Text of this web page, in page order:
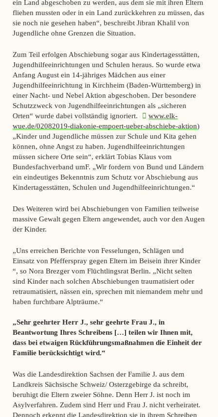
ein Land abgeschoben zu werden, aus dem sie mit ihren Eltern
fliehen mussten oder in ein Land zurückkehren zu müssen, das
sie noch nie gesehen haben“, beschreibt Jibran Khalil von
Jugendliche ohne Grenzen die Situation.
Zum Teil erfolgen Abschiebung sogar aus Kindertagesstätten,
Jugendhilfeeinrichtungen und Schulen heraus. So wurde etwa
Anfang August ein 14-jähriges Mädchen aus einer
Jugendhilfeeinrichtung in Kirchheim (Baden-Württemberg) in
einer Nacht- und Nebel Aktion abgeschoben. Der besondere
Schutzzweck von Jugendhilfeeinrichtungen als „sicheren
Orten“ wurde dabei vollständig ignoriert. (
www.elk-
wue.de/02082019-diakonie-empoert-ueber-abschiebe-aktion)
„Kinder und Jugendliche müssen zur Schule und Kita gehen
können, ohne Angst zu haben. Jugendhilfeeinrichtungen
müssen sichere Orte sein“, erklärt Tobias Klaus vom
Bundesfachverband umF. „Wir fordern von Bund und Ländern
ein eindeutiges Bekenntnis zum Schutz vor Abschiebung aus
Kindertagesstätten, Schulen und Jugendhilfeeinrichtungen.“
Des Weiteren wird bei Abschiebungen von Familien teilweise
massive Gewalt gegen Eltern angewendet, auch vor den Augen
der Kinder.
„Uns erreichen Berichte von Fesselungen, Schlägen und
Einsatz von Pfefferspray gegen Eltern im Beisein ihrer Kinder
“, so Nora Brezger vom Flüchtlingsrat Berlin. „Nicht selten
sind Kinder nach solchen Abschiebungen traumatisiert oder
retraumatisiert, nässen ein, sprechen mit niemandem mehr und
haben furchtbare Alpträume.“
„Sehr geehrter Herr J., sehr geehrte Frau J., in
Beantwortung Ihres Schreibens […] teilen wir Ihnen mit,
dass bei etwaigen Rückführungsmaßnahmen die Einheit der
Familie berücksichtigt wird.“
Was die Landesdirektion Sachsen der Familie J. aus dem
Landkreis Sächsische Schweiz/ Osterzgebirge da schreibt,
beruhigt die Eltern zweier Söhne. Denn Herr J. ist noch im
Asylverfahren. Zudem sind Herr und Frau J. nicht verheiratet.
Dennoch erkennt die Landesdirektion sie in ihrem Schreiben